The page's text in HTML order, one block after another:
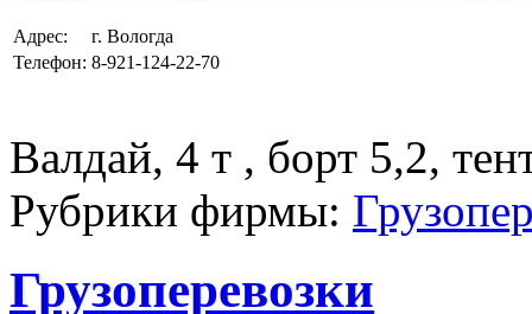
Адрес:
г. Вологда
Телефон: 8-921-124-22-70
Валдай, 4 т , борт 5,2,
Рубрики фирмы:
Грузоперевозки